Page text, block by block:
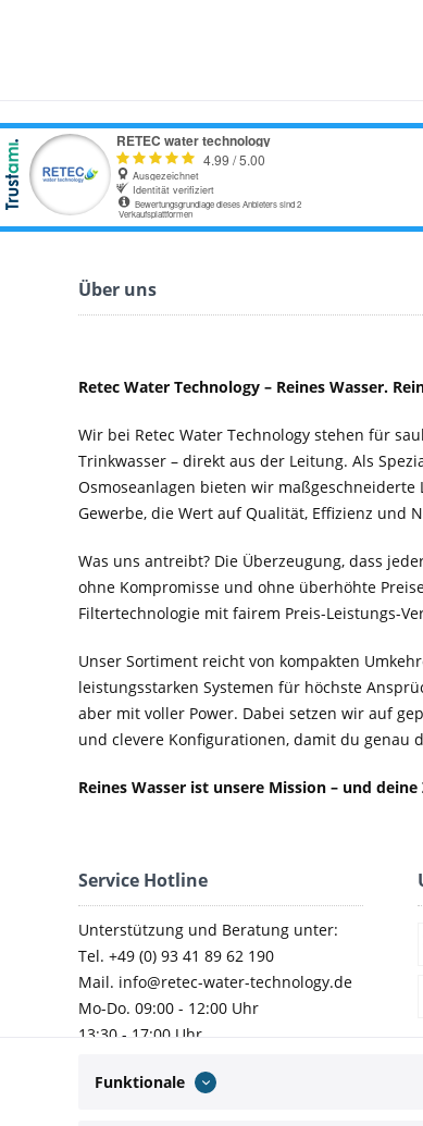
Über uns
Retec Water Technology – Reines Wasser.
Wir bei Retec Water Technology stehen für
Trinkwasser – direkt aus der Leitung. Als
Osmoseanlagen bieten wir
Gewerbe, die Wert auf Qualität, Effizienz und
Was uns antreibt? Die Überzeugung, dass
ohne Kompromisse und ohne überhöhte
Filtertechnologie mit fairem Preis-Leistungs-
Unser Sortiment reicht von kompakten
leistungsstarken Systemen für höchste
aber mit voller Power. Dabei setzen wir auf
und clevere Konfigurationen, damit du genau
Reines Wasser ist unsere Mission – und
Service Hotline
Unterstützung und Beratung unter:
Tel. +49 (0) 93 41 89 62 190
Mail. info@retec-water-technology.de
Mo-Do. 09:00 - 12:00 Uhr
13:30 - 17:00 Uhr
Funktionale